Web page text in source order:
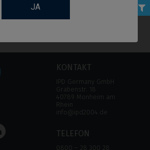
JA
KONTAKT
IPD Germany GmbH
Grabenstr. 18
40789 Monheim am
Rhein
info@ipd2004.de
TELEFON
0800 – 28 300 28